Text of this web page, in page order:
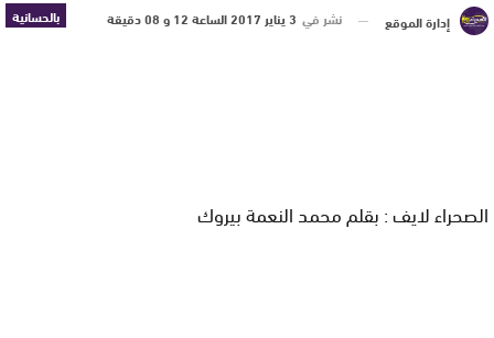
بالحسانية إدارة الموقع نشر في 3 يناير 2017 الساعة 12 و 08 دقيقة
الصحراء لايف : بقلم محمد النعمة بيروك